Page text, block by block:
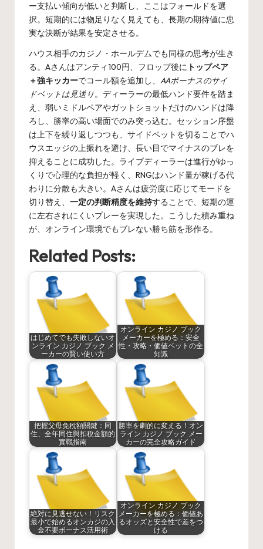
ー支払い傾向が低いと判断し、ここはフォールドを選
択。短期的には物足りなく見えても、長期の期待値に忠
実な決断が結果を安定させる。
ハウス相手のカジノ・ホールデムでも同様の思考が生き
る。Aさんはアンティ100円、フロップ後に トップペア
＋強キッカーでコール額を追加し、 AAボーナスのサイ
ドベットは見送り。ディーラーの最低ハンド要件を踏ま
え、弱いミドルペアやガットショットだけのハンドは降
ろし、勝率の高い場面でのみ突っ込む。セッション序盤
は上下を繰り返しつつも、サイドベットを切ることでハ
ウスエッジの上振れを避け、長い目でマイナスのブレを
抑えることに成功した。ライブディーラーは進行がゆっ
くりで心理的な負担が軽く、RNGはハンド量が稼げる代
わりに分散も大きい。Aさんは疲労度に応じてモードを
切り替え、 一定の判断精度を維持することで、短期の運
に左右されにくいプレーを実現した。こうした積み重ね
が、オンライン環境でもブレない勝ち筋を形作る。
Related Posts:
はじめてでも失敗しないオ
ンライン カジノ ブック メ
ーカーの賢い使い方
オンライン カジノ ブック
メーカーを極める：安全
性・攻略・価値ベットの全
知識
把握父母免稅額關鍵：同
住、全年同住與扣稅金額的
實戰指南
勝率を劇的に変える！オン
ライン カジノ ブック メー
カーの完全攻略ガイド
絶対に見逃せない！リスク
最小で始めるオンカジの入
金不要ボーナス活用術
オンライン カジノ ブック
メーカーを極める：価値あ
るオッズと安全性で差をつ
ける